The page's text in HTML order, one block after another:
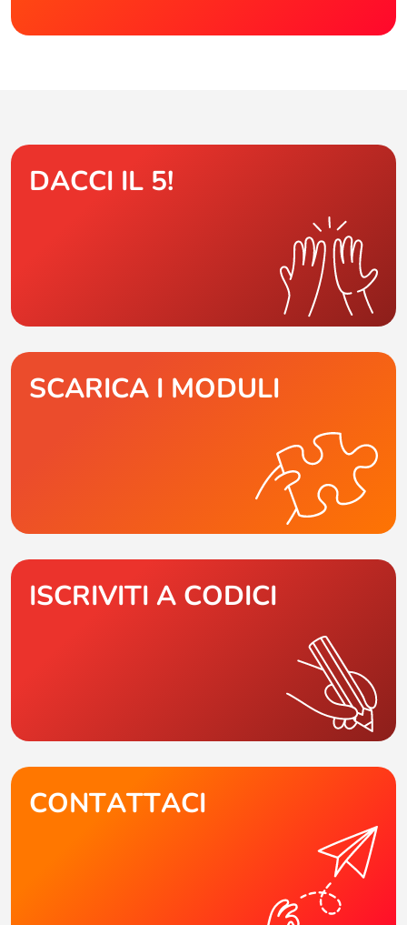
DACCI IL 5!
SCARICA I MODULI
ISCRIVITI A CODICI
CONTATTACI